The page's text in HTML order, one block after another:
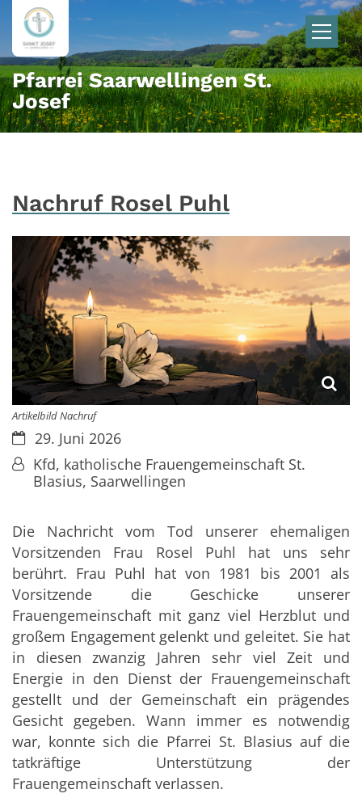
Zum Inhalt springen
Pfarrei Saarwellingen St.
Josef
Nachruf Rosel Puhl
Artikelbild Nachruf
Datum:29. Juni 2026
Von:Kfd, katholische Frauengemeinschaft St.
Blasius, Saarwellingen
Die Nachricht vom Tod unserer ehemaligen
Vorsitzenden Frau Rosel Puhl hat uns sehr
berührt. Frau Puhl hat von 1981 bis 2001 als
Vorsitzende die Geschicke unserer
Frauengemeinschaft mit ganz viel Herzblut und
großem Engagement gelenkt und geleitet. Sie hat
in diesen zwanzig Jahren sehr viel Zeit und
Energie in den Dienst der Frauengemeinschaft
gestellt und der Gemeinschaft ein prägendes
Gesicht gegeben. Wann immer es notwendig
war, konnte sich die Pfarrei St. Blasius auf die
tatkräftige Unterstützung der
Frauengemeinschaft verlassen.